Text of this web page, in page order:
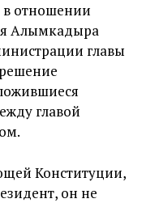
в отношении
Алымкадыра
главы
главой
Конституции,
он не